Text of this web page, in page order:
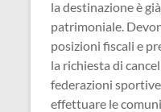
la destinazione è
patrimoniale.
posizioni fiscali e
la richiesta di
federazioni
effettuare le